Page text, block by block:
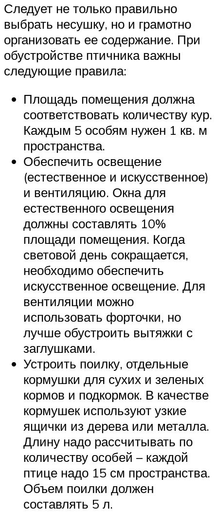
Следует не только правильно
выбрать несушку, но и грамотно
организовать ее содержание. При
обустройстве птичника важны
следующие правила:
Площадь помещения должна
соответствовать количеству кур.
Каждым 5 особям нужен 1 кв. м
пространства.
Обеспечить освещение
(естественное и искусственное)
и вентиляцию. Окна для
естественного освещения
должны составлять 10%
площади помещения. Когда
световой день сокращается,
необходимо обеспечить
искусственное освещение. Для
вентиляции можно
использовать форточки, но
лучше обустроить вытяжки с
заглушками.
Устроить поилку, отдельные
кормушки для сухих и зеленых
кормов и подкормок. В качестве
кормушек используют узкие
ящички из дерева или металла.
Длину надо рассчитывать по
количеству особей – каждой
птице надо 15 см пространства.
Объем поилки должен
составлять 5 л.